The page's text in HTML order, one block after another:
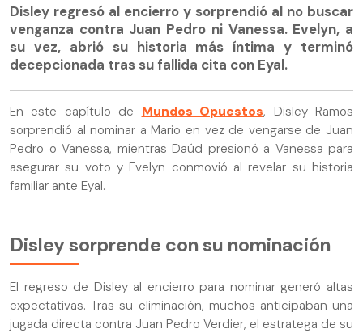
Disley regresó al encierro y sorprendió al no buscar
venganza contra Juan Pedro ni Vanessa. Evelyn, a
su vez, abrió su historia más íntima y terminó
decepcionada tras su fallida cita con Eyal.
En este capítulo de Mundos Opuestos, Disley Ramos
sorprendió al nominar a Mario en vez de vengarse de Juan
Pedro o Vanessa, mientras Daúd presionó a Vanessa para
asegurar su voto y Evelyn conmovió al revelar su historia
familiar ante Eyal.
Disley sorprende con su nominación
El regreso de Disley al encierro para nominar generó altas
expectativas. Tras su eliminación, muchos anticipaban una
jugada directa contra Juan Pedro Verdier, el estratega de su